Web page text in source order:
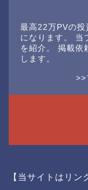
最高22万PVの投
になります。 当
を紹介。 掲載依
します。
>>
【当サイトはリン